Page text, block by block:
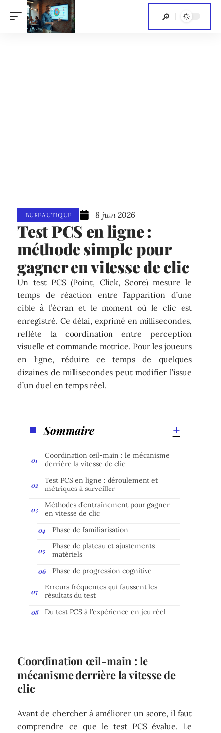
BUREAUTIQUE 8 juin 2026
Test PCS en ligne :
méthode simple pour
gagner en vitesse de clic
Un test PCS (Point, Click, Score) mesure le
temps de réaction entre l’apparition d’une
cible à l’écran et le moment où le clic est
enregistré. Ce délai, exprimé en millisecondes,
reflète la coordination entre perception
visuelle et commande motrice. Pour les joueurs
en ligne, réduire ce temps de quelques
dizaines de millisecondes peut modifier l’issue
d’un duel en temps réel.
Sommaire
Coordination œil-main : le mécanisme
derrière la vitesse de clic
Test PCS en ligne : déroulement et
métriques à surveiller
Méthodes d’entraînement pour gagner
en vitesse de clic
Phase de familiarisation
Phase de plateau et ajustements
matériels
Phase de progression cognitive
Erreurs fréquentes qui faussent les
résultats du test
Du test PCS à l’expérience en jeu réel
Coordination œil-main : le
mécanisme derrière la vitesse de
clic
Avant de chercher à améliorer un score, il faut
comprendre ce que le test PCS évalue. Le